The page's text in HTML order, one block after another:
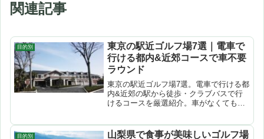
関連記事
目的別
東京の駅近ゴルフ場7選｜電車で
行ける都内&近郊コースで車不要
ラウンド
東京の駅近ゴルフ場7選。電車で行ける都
内&近郊の駅から徒歩・クラブバスで行
けるコースを厳選紹介。車がなくても気
目的別
山梨県で食事が美味しいゴルフ場